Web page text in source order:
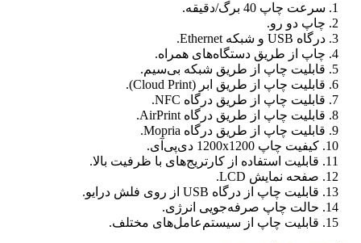
1. سرعت چاپ 40 برگ/دقیقه.
2. چاپ دو رو.
3. درگاه USB و شبکه Ethernet.
4. چاپ از طریق دستگاه‌های همراه.
5. قابلیت چاپ از طریق شبکه بی‌سیم.
6. قابلیت چاپ از طریق ابر (Cloud Print).
7. قابلیت چاپ از طریق درگاه NFC.
8. قابلیت چاپ از طریق درگاه AirPrint.
9. قابلیت چاپ از طریق درگاه Mopria.
10. کیفیت چاپ 1200x1200 دی‌پی‌آی.
11. قابلیت استفاده از کارتریج‌های با ظرفیت بالا.
12. صفحه نمایش LCD.
13. قابلیت چاپ از درگاه USB از روی فلش درایو.
14. حالت چاپ صرفه‌جویی انرژی.
15. قابلیت چاپ از سیستم‌عامل‌های مختلف.